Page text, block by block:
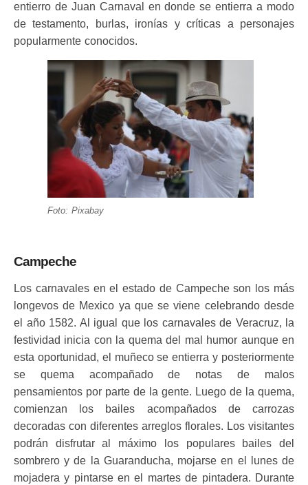
entierro de Juan Carnaval en donde se entierra a modo
de testamento, burlas, ironías y críticas a personajes
popularmente conocidos.
Foto: Pixabay
Campeche
Los carnavales en el estado de Campeche son los más
longevos de Mexico ya que se viene celebrando desde
el año 1582. Al igual que los carnavales de Veracruz, la
festividad inicia con la quema del mal humor aunque en
esta oportunidad, el muñeco se entierra y posteriormente
se quema acompañado de notas de malos
pensamientos por parte de la gente. Luego de la quema,
comienzan los bailes acompañados de carrozas
decoradas con diferentes arreglos florales. Los visitantes
podrán disfrutar al máximo los populares bailes del
sombrero y de la Guaranducha, mojarse en el lunes de
mojadera y pintarse en el martes de pintadera. Durante